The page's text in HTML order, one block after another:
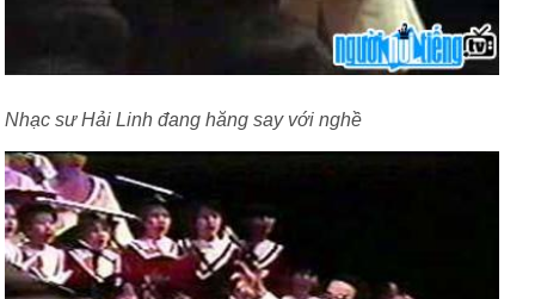
Nhạc sư Hải Linh đang hăng say với nghề